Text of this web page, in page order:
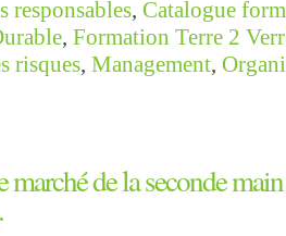
responsables, Catalogue
, Formation Terre 2
risques, Management,
de la seconde